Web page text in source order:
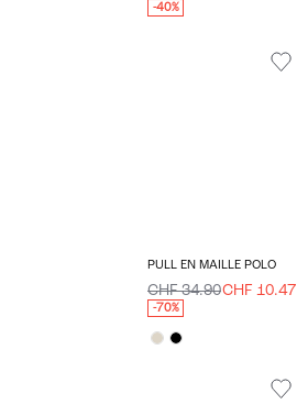
-40%
PULL EN MAILLE POLO
CHF 34.90CHF 10.47
-70%